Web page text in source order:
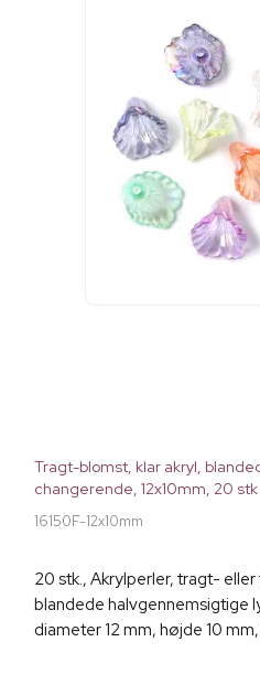
Tragt-blomst, klar akryl,
changerende, 12x10mm, 20 stk
16150F-12x10mm
20 stk., Akrylperler, tragt-
blandede halvgennemsigtige
diameter 12 mm, højde 10